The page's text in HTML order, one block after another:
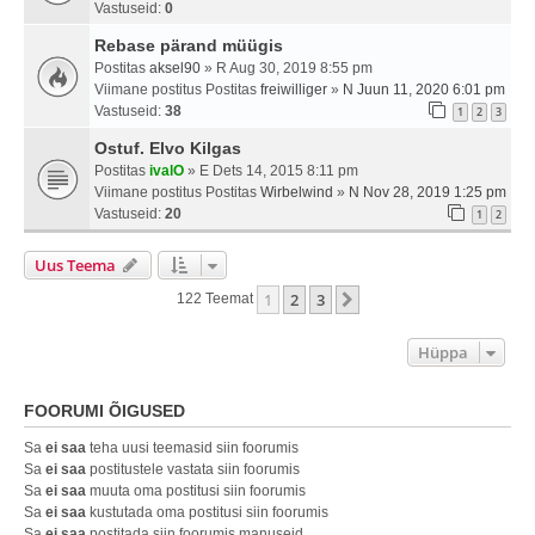
Vastuseid: 0
Rebase pärand müügis
Postitas aksel90 » R Aug 30, 2019 8:55 pm
Viimane postitus Postitas freiwilliger » N Juun 11, 2020 6:01 pm
Vastuseid: 38 1 2 3
Ostuf. Elvo Kilgas
Postitas ivalO » E Dets 14, 2015 8:11 pm
Viimane postitus Postitas Wirbelwind » N Nov 28, 2019 1:25 pm
Vastuseid: 20 1 2
Uus Teema
122 Teemat 1 2 3
Hüppa
FOORUMI ÕIGUSED
Sa ei saa teha uusi teemasid siin foorumis
Sa ei saa postitustele vastata siin foorumis
Sa ei saa muuta oma postitusi siin foorumis
Sa ei saa kustutada oma postitusi siin foorumis